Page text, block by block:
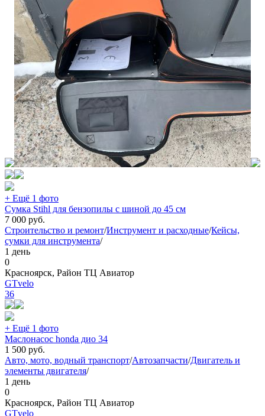
+ Ещё 1 фото
Сумка Stihl для бензопилы с шиной до 45 см
7 000 руб.
Строительство и ремонт/Инструмент и расходные/Кейсы,
сумки для инструмента/
1 день
0
Красноярск, Район ТЦ Авиатор
GTvelo
36
+ Ещё 1 фото
Маслонасос honda дио 34
1 500 руб.
Авто, мото, водный транспорт/Автозапчасти/Двигатель и
элементы двигателя/
1 день
0
Красноярск, Район ТЦ Авиатор
GTvelo